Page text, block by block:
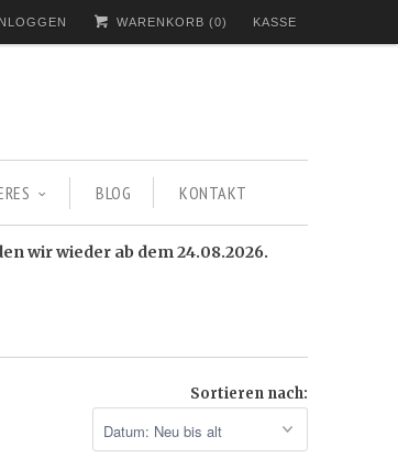
WARENKORB (0) KASSE
BLOG KONTAKT
wir wieder ab dem 24.08.2026.
Sortieren nach: